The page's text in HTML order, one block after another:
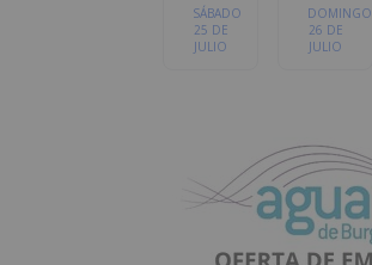
SÁBADO
25 DE
JULIO
DOMINGO
26 DE
JULIO